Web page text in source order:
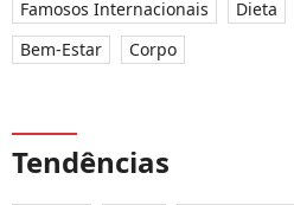
Famosos Internacionais Dieta
Bem-Estar
Corpo
Tendências